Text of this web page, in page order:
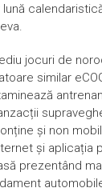
jocuri de
similar
și non
și aplicația
prezentând